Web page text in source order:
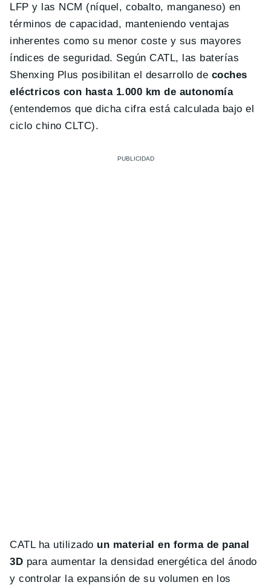
LFP y las NCM (níquel, cobalto, manganeso) en
términos de capacidad, manteniendo ventajas
inherentes como su menor coste y sus mayores
índices de seguridad. Según CATL, las baterías
Shenxing Plus posibilitan el desarrollo de coches
eléctricos con hasta 1.000 km de autonomía
(entendemos que dicha cifra está calculada bajo el
ciclo chino CLTC).
CATL ha utilizado un material en forma de panal
3D para aumentar la densidad energética del ánodo
y controlar la expansión de su volumen en los